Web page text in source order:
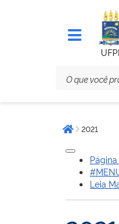
UFPI
estáPágina
2021
Leia